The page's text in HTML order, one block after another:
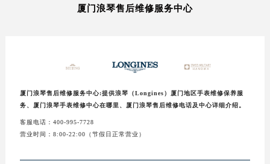
厦门浪琴售后维修服务中心
厦门浪琴售后维修服务中心:提供浪琴（Longines）厦门地区手表维修保养服
务、厦门浪琴手表维修中心在哪里、厦门浪琴售后维修电话及中心详细介绍。
客服电话：400-995-7728
营业时间：8:00-22:00（节假日正常营业）